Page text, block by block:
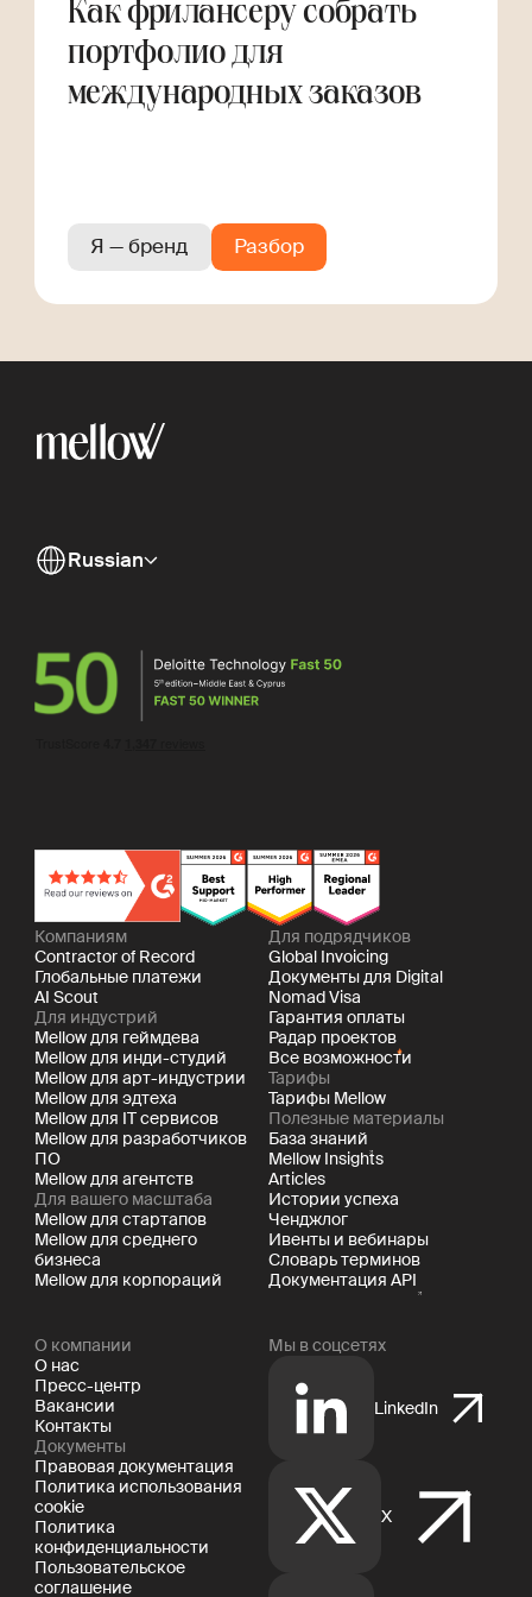
Как фрилансеру собрать
портфолио для
международных заказов
Я — бренд Разбор
Russian
Компаниям
Contractor of Record
Глобальные платежи
AI Scout
Для индустрий
Mellow для геймдева
Mellow для инди-студий
Mellow для арт-индустрии
Mellow для эдтеха
Mellow для IT сервисов
Mellow для разработчиков
ПО
Mellow для агентств
Для вашего масштаба
Mellow для стартапов
Mellow для среднего
бизнеса
Mellow для корпораций
Для подрядчиков
Global Invoicing
Документы для Digital
Nomad Visa
Гарантия оплаты
Радар проектов
Все возможности
Тарифы
Тарифы Mellow
Полезные материалы
База знаний
Mellow Insights
Articles
Истории успеха
Ченджлог
Ивенты и вебинары
Словарь терминов
Документация API
О компании
О нас
Пресс-центр
Вакансии
Контакты
Документы
Правовая документация
Политика использования
cookie
Политика
конфиденциальности
Пользовательское
соглашение
Мы в соцсетях
LinkedIn
X